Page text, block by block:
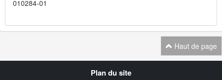
010284-01
Haut de page
Plan du site